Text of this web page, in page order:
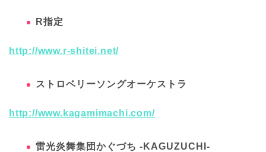
R指定
http://www.r-shitei.net/
ストロベリーソングオーケストラ
http://www.kagamimachi.com/
雷光炎舞集団かぐづち -KAGUZUCHI-